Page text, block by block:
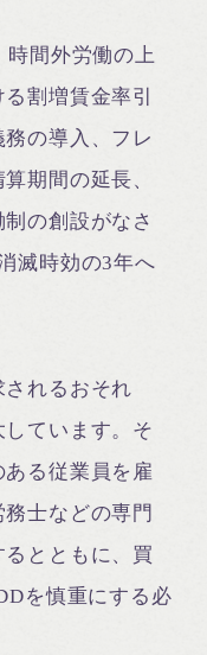
間外労働の上
割増賃金率引
務の導入、フレ
期間の延長、
の創設がなさ
滅時効の3年へ
れるおそれ
ています。そ
る従業員を雇
士などの専門
とともに、買
を慎重にする必